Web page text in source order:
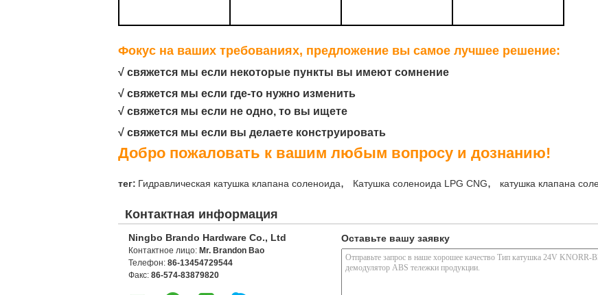
Фокус на ваших требованиях, предложение вы самое лучшее решение:
√ свяжется мы если некоторые пункты вы имеют сомнение
√ свяжется мы если где-то нужно изменить
√ свяжется мы если не одно, то вы ищете
√ свяжется мы если вы делаете конструировать
Добро пожаловать к вашим любым вопросу и дознанию!
тег: Гидравлическая катушка клапана соленоида, Катушка соленоида LPG CNG, катушка клапана
Контактная информация
Ningbo Brando Hardware Co., Ltd
Контактное лицо: Mr. Brandon Bao
Телефон: 86-13454729544
Факс: 86-574-83879820
Оставьте вашу заявку